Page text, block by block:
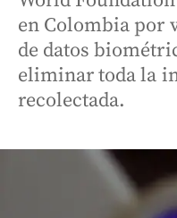
en Colombia por
de datos
eliminar toda la
recolectada.